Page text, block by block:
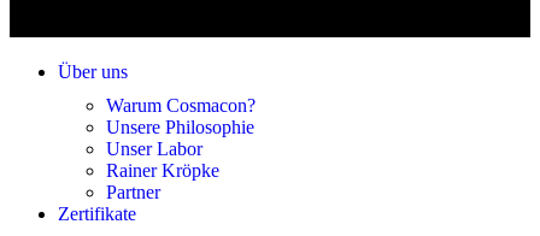
Über uns
Warum Cosmacon?
Unsere Philosophie
Unser Labor
Rainer Kröpke
Partner
Zertifikate